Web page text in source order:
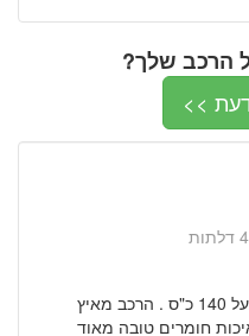
הרכב שלך?
>>
"רכב מעולה. מנוע חזק ואיכותי בעל 140 כ"ס . הרכב מאיץ
חומרים טובה מאוד